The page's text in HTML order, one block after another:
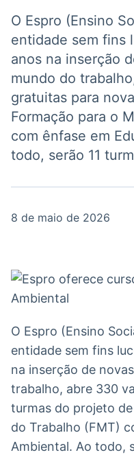
Soluções de Dados
e Conteúdos
O Espro (Ensino
entidade sem fins
anos na inserção
mundo do
gratuitas para
Formação para o
com ênfase em
todo, serão 11
8 de maio de 2026
O Espro (Ensino
entidade sem fins
na inserção de
trabalho, abre 330
turmas do projeto
do Trabalho (FMT)
Ambiental. Ao todo,